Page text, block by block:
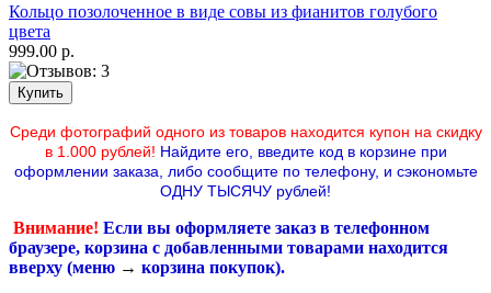
Кольцо позолоченное в виде совы из фианитов голубого
цвета
999.00 р.
Среди фотографий одного из товаров находится купон на скидку
в 1.000 рублей! Найдите его, введите код в корзине при
оформлении заказа, либо сообщите по телефону, и сэкономьте
ОДНУ ТЫСЯЧУ рублей!
Внимание! Если вы оформляете заказ в телефонном
браузере, корзина с добавленными товарами находится
вверху (меню → корзина покупок).